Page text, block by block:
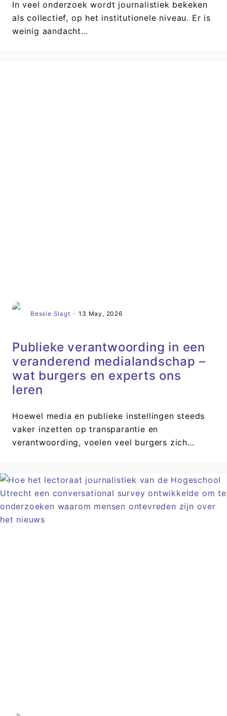
In veel onderzoek wordt journalistiek bekeken
als collectief, op het institutionele niveau. Er is
weinig aandacht…
Bessie Slagt · 13 May, 2026
Publieke verantwoording in een
veranderend medialandschap –
wat burgers en experts ons
leren
Hoewel media en publieke instellingen steeds
vaker inzetten op transparantie en
verantwoording, voelen veel burgers zich…